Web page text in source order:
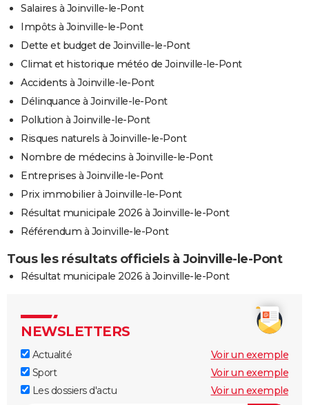
Salaires à Joinville-le-Pont
Impôts à Joinville-le-Pont
Dette et budget de Joinville-le-Pont
Climat et historique météo de Joinville-le-Pont
Accidents à Joinville-le-Pont
Délinquance à Joinville-le-Pont
Pollution à Joinville-le-Pont
Risques naturels à Joinville-le-Pont
Nombre de médecins à Joinville-le-Pont
Entreprises à Joinville-le-Pont
Prix immobilier à Joinville-le-Pont
Résultat municipale 2026 à Joinville-le-Pont
Référendum à Joinville-le-Pont
Tous les résultats officiels à Joinville-le-Pont
Résultat municipale 2026 à Joinville-le-Pont
NEWSLETTERS
Actualité
Voir un exemple
Sport
Voir un exemple
Les dossiers d'actu
Voir un exemple